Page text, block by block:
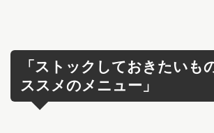
「ストックしておきたいも
ススメのメニュー」